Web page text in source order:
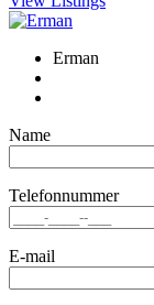
Erman
Name
Telefonnummer
E-mail